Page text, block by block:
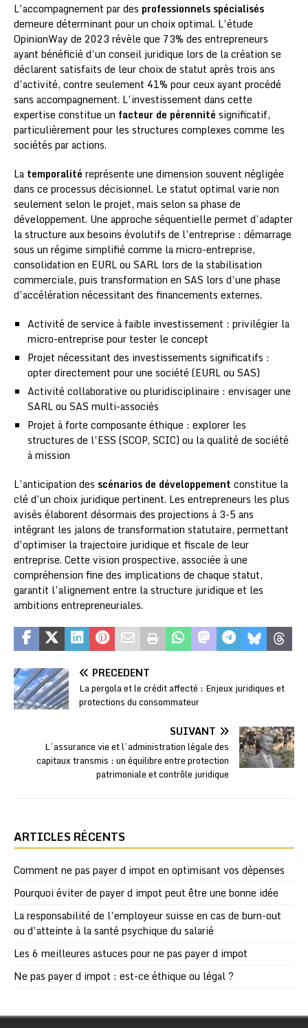
L’accompagnement par des professionnels spécialisés
demeure déterminant pour un choix optimal. L’étude
OpinionWay de 2023 révèle que 73% des entrepreneurs
ayant bénéficié d’un conseil juridique lors de la création se
déclarent satisfaits de leur choix de statut après trois ans
d’activité, contre seulement 41% pour ceux ayant procédé
sans accompagnement. L’investissement dans cette
expertise constitue un facteur de pérennité significatif,
particulièrement pour les structures complexes comme les
sociétés par actions.
La temporalité représente une dimension souvent négligée
dans ce processus décisionnel. Le statut optimal varie non
seulement selon le projet, mais selon sa phase de
développement. Une approche séquentielle permet d’adapter
la structure aux besoins évolutifs de l’entreprise : démarrage
sous un régime simplifié comme la micro-entreprise,
consolidation en EURL ou SARL lors de la stabilisation
commerciale, puis transformation en SAS lors d’une phase
d’accélération nécessitant des financements externes.
Activité de service à faible investissement : privilégier la
micro-entreprise pour tester le concept
Projet nécessitant des investissements significatifs :
opter directement pour une société (EURL ou SAS)
Activité collaborative ou pluridisciplinaire : envisager une
SARL ou SAS multi-associés
Projet à forte composante éthique : explorer les
structures de l’ESS (SCOP, SCIC) ou la qualité de société
à mission
L’anticipation des scénarios de développement constitue la
clé d’un choix juridique pertinent. Les entrepreneurs les plus
avisés élaborent désormais des projections à 3-5 ans
intégrant les jalons de transformation statutaire, permettant
d’optimiser la trajectoire juridique et fiscale de leur
entreprise. Cette vision prospective, associée à une
compréhension fine des implications de chaque statut,
garantit l’alignement entre la structure juridique et les
ambitions entrepreneuriales.
PRÉCÉDENT
La pergola et le crédit affecté : Enjeux juridiques et
protections du consommateur
SUIVANT
L’assurance vie et l’administration légale des
capitaux transmis : un équilibre entre protection
patrimoniale et contrôle juridique
ARTICLES RÉCENTS
Comment ne pas payer d impot en optimisant vos dépenses
Pourquoi éviter de payer d impot peut être une bonne idée
La responsabilité de l’employeur suisse en cas de burn-out
ou d’atteinte à la santé psychique du salarié
Les 6 meilleures astuces pour ne pas payer d impot
Ne pas payer d impot : est-ce éthique ou légal ?